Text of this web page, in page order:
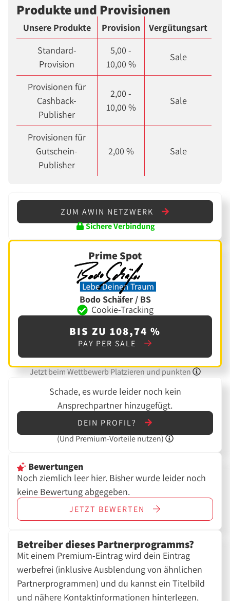
Produkte und Provisionen
Unsere Produkte Provision
Vergütungsart
Standard-
Provision
5,00 -
10,00 %
Sale
Provisionen für
Cashback-
Publisher
2,00 -
10,00 %
Sale
Provisionen für
Gutschein-
Publisher
2,00 % Sale
ZUM AWIN NETZWERK
Sichere Verbindung
Prime Spot
Bodo Schäfer / BS
Cookie-Tracking
BIS ZU 108,74 %
PAY PER SALE
Jetzt beim Wettbewerb Platzieren und punkten
Schade, es wurde leider noch kein
Ansprechpartner hinzugefügt.
DEIN PROFIL?
(UndPremium-Vorteile nutzen)
Bewertungen
Noch ziemlich leer hier. Bisher wurde leider noch
keine Bewertung abgegeben.
JETZT BEWERTEN
Betreiber dieses Partnerprogramms?
Mit einem Premium-Eintrag wird dein Eintrag
werbefrei (inklusive Ausblendung von ähnlichen
Partnerprogrammen) und du kannst ein Titelbild
und nähere Kontaktinformationen hinterlegen.